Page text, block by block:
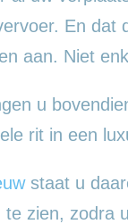
En dat
aan. Niet
u
rit in een
staat u
zien, zodra